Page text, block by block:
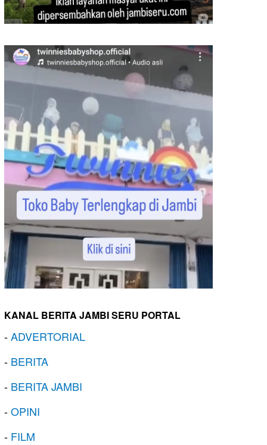
KANAL BERITA JAMBI SERU PORTAL
-ADVERTORIAL
- BERITA
- BERITA JAMBI
-OPINI
- FILM